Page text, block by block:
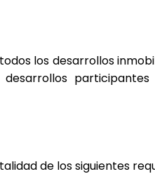
los desarrollos
de los siguientes